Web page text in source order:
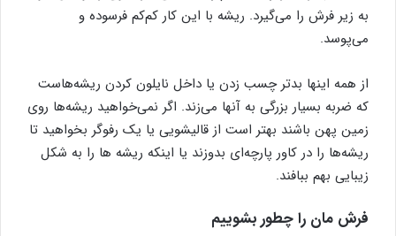
به زیر فرش را می‌گیرد. ریشه با این کار کم‌کم فرسوده و
می‌پوسد.
از همه اینها بدتر چسب زدن یا داخل نایلون کردن ریشه‌هاست
که ضربه بسیار بزرگی به آنها می‌زند. اگر نمی‌خواهید ریشه‌ها روی
زمین پهن باشند بهتر است از قالیشویی یا یک رفوگر بخواهید تا
ریشه‌ها را در کاور پارچه‌ای بدوزند یا اینکه ریشه‌ ها را به شکل
زیبایی بهم ببافند.
فرش مان را چطور بشوییم